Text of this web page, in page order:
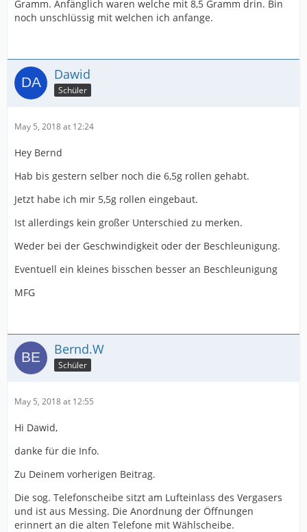
Gramm. Anfänglich waren welche mit 8,5 Gramm drin. Bin
noch unschlüssig mit welchen ich anfange.
Dawid
Schüler
May 5, 2018 at 12:24
Hey Bernd
Hab bis gestern selber noch die 6,5g rollen gehabt.
Jetzt habe ich mir 5,5g rollen eingebaut.
Ist allerdings kein großer Unterschied zu merken.
Weder bei der Geschwindigkeit oder der Beschleunigung.
Eventuell ein kleines bisschen besser an Beschleunigung
MFG
Bernd.W
Schüler
May 5, 2018 at 12:55
Hi Dawid,
danke für die Info.
Zu Deinem vorherigen Beitrag.
Die sog. Telefonscheibe sitzt am Lufteinlass des Vergasers
und ist aus Messing. Die Anordnung der Öffnungen
erinnert an die alten Telefone mit Wählscheibe.